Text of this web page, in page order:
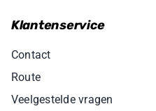
Klantenservice
Contact
Route
Veelgestelde vragen